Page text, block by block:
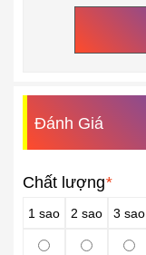
Đánh Giá
Chất lượng*
1 sao 2 sao 3 sao